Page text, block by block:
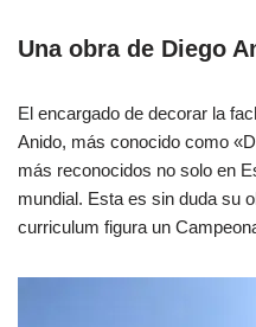
Una obra de Diego
El encargado de decorar la
Anido, más conocido como
más reconocidos no solo en
mundial. Esta es sin duda su
curriculum figura un